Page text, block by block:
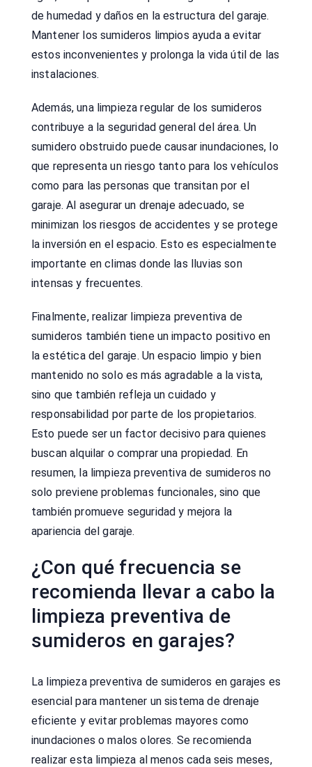
de humedad y daños en la estructura del garaje.
Mantener los sumideros limpios ayuda a evitar
estos inconvenientes y prolonga la vida útil de las
instalaciones.
Además, una limpieza regular de los sumideros
contribuye a la seguridad general del área. Un
sumidero obstruido puede causar inundaciones, lo
que representa un riesgo tanto para los vehículos
como para las personas que transitan por el
garaje. Al asegurar un drenaje adecuado, se
minimizan los riesgos de accidentes y se protege
la inversión en el espacio. Esto es especialmente
importante en climas donde las lluvias son
intensas y frecuentes.
Finalmente, realizar limpieza preventiva de
sumideros también tiene un impacto positivo en
la estética del garaje. Un espacio limpio y bien
mantenido no solo es más agradable a la vista,
sino que también refleja un cuidado y
responsabilidad por parte de los propietarios.
Esto puede ser un factor decisivo para quienes
buscan alquilar o comprar una propiedad. En
resumen, la limpieza preventiva de sumideros no
solo previene problemas funcionales, sino que
también promueve seguridad y mejora la
apariencia del garaje.
¿Con qué frecuencia se
recomienda llevar a cabo la
limpieza preventiva de
sumideros en garajes?
La limpieza preventiva de sumideros en garajes es
esencial para mantener un sistema de drenaje
eficiente y evitar problemas mayores como
inundaciones o malos olores. Se recomienda
realizar esta limpieza al menos cada seis meses,